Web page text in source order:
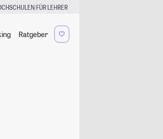
|FÜR LEHRER
Ratgeber